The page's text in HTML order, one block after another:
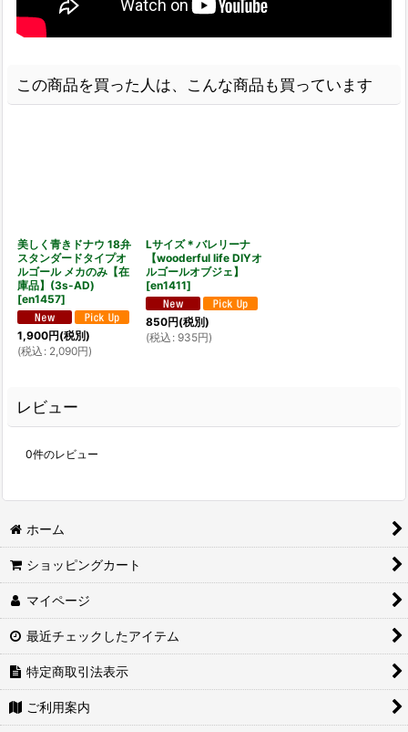
この商品を買った人は、こんな商品も買っています
美しく青きドナウ 18弁
スタンダードタイプオ
ルゴール メカのみ【在
庫品】(3s-AD)
[en1457]
1,900円(税別)
(税込 : 2,090円)
Lサイズ＊バレリーナ
【wooderful life DIYオ
ルゴールオブジェ】
[en1411]
850円(税別)
(税込 : 935円)
レビュー
0件のレビュー
ホーム
ショッピングカート
マイページ
最近チェックしたアイテム
特定商取引法表示
ご利用案内